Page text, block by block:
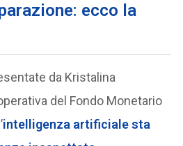
: ecco la
da Kristalina
del Fondo Monetario
intelligenza artificiale sta